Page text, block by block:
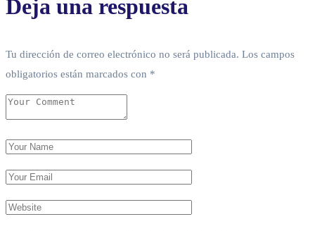
Deja una respuesta
Tu dirección de correo electrónico no será publicada. Los campos
obligatorios están marcados con *